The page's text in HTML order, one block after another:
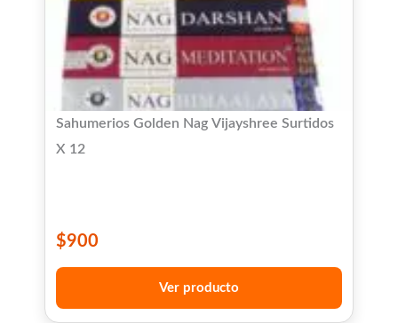
Sahumerios Golden Nag Vijayshree Surtidos
X 12
$900
Ver producto